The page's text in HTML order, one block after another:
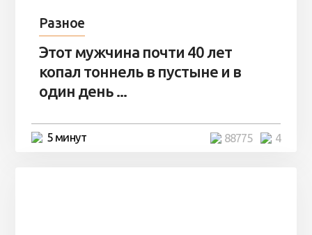
Разное
Этот мужчина почти 40 лет
копал тоннель в пустыне и в
один день ...
5 минут 4
88775